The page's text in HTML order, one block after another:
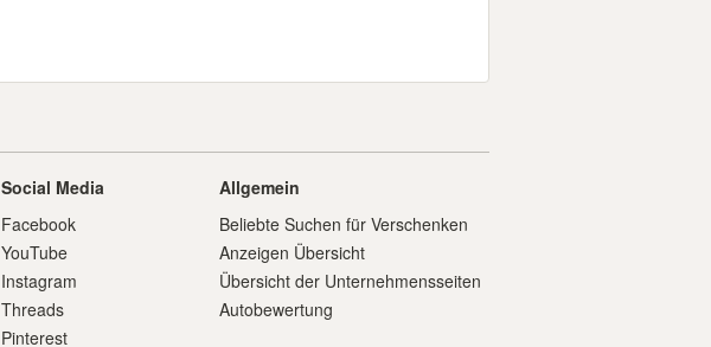
Social Media
Facebook
YouTube
Instagram
Threads
Pinterest
Allgemein
Beliebte Suchen für Verschenken
Anzeigen Übersicht
Übersicht der Unternehmensseiten
Autobewertung